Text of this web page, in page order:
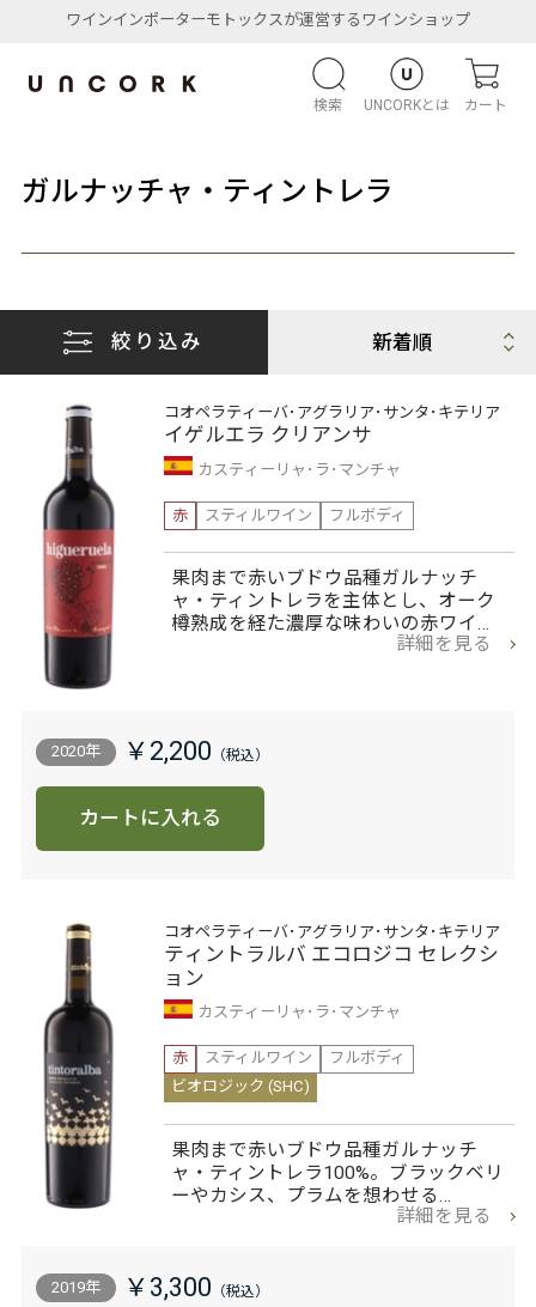
ワインインポーターモトックスが運営するワインショップ
検索 UNCORKとは カート
ガルナッチャ・ティントレラ
絞り込み
コオペラティーバ･アグラリア･サンタ･キテリア
イゲルエラ クリアンサ
カスティーリャ･ラ･マンチャ
赤
スティルワイン フルボディ
果肉まで赤いブドウ品種ガルナッチ
ャ・ティントレラを主体とし、オーク
樽熟成を経た濃厚な味わいの赤ワイ…
詳細を見る
2020年 ￥2,200
カートに入れる
コオペラティーバ･アグラリア･サンタ･キテリア
ティントラルバ エコロジコ セレクシ
ョン
カスティーリャ･ラ･マンチャ
赤
スティルワイン
フルボディ
ビオロジック (SHC)
果肉まで赤いブドウ品種ガルナッチ
ャ・ティントレラ100%。ブラックベリ
ーやカシス、プラムを想わせる…
詳細を見る
2019年 ￥3,300